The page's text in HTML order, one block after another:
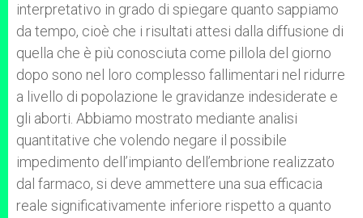
interpretativo in grado di spiegare quanto sappiamo
da tempo, cioè che i risultati attesi dalla diffusione di
quella che è più conosciuta come pillola del giorno
dopo sono nel loro complesso fallimentari nel ridurre
a livello di popolazione le gravidanze indesiderate e
gli aborti. Abbiamo mostrato mediante analisi
quantitative che volendo negare il possibile
impedimento dell’impianto dell’embrione realizzato
dal farmaco, si deve ammettere una sua efficacia
reale significativamente inferiore rispetto a quanto